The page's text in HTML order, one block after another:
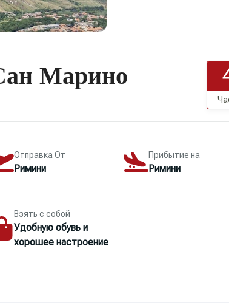
Марино
Отправка От
Римини
Прибытие на
Римини
Взять с собой
Удобную обувь и
хорошее настроение